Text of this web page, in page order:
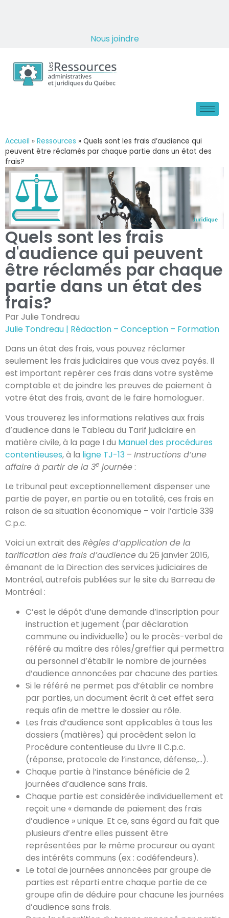
Nous joindre
Accueil » Ressources » Quels sont les frais d’audience qui
peuvent être réclamés par chaque partie dans un état des
frais?
Quels sont les frais
d'audience qui peuvent
être réclamés par chaque
partie dans un état des
frais?
Par Julie Tondreau
Julie Tondreau | Rédaction – Conception – Formation
Dans un état des frais, vous pouvez réclamer
seulement les frais judiciaires que vous avez payés. Il
est important repérer ces frais dans votre système
comptable et de joindre les preuves de paiement à
votre état des frais, avant de le faire homologuer.
Vous trouverez les informations relatives aux frais
d’audience dans le Tableau du Tarif judiciaire en
matière civile, à la page I du Manuel des procédures
contentieuses, à la ligne TJ-13 – Instructions d’une
affaire à partir de la 3e journée :
Le tribunal peut exceptionnellement dispenser une
partie de payer, en partie ou en totalité, ces frais en
raison de sa situation économique – voir l’article 339
C.p.c.
Voici un extrait des Règles d’application de la
tarification des frais d’audiencedu 26 janvier 2016,
émanant de la Direction des services judiciaires de
Montréal, autrefois publiées sur le site du Barreau de
Montréal :
C’est le dépôt d’une demande d’inscription pour
instruction et jugement (par déclaration
commune ou individuelle) ou le procès-verbal de
référé au maître des rôles/greffier qui permettra
au personnel d’établir le nombre de journées
d’audience annoncées par chacune des parties.
Si le référé ne permet pas d’établir ce nombre
par parties, un document écrit à cet effet sera
requis afin de mettre le dossier au rôle.
Les frais d’audience sont applicables à tous les
dossiers (matières) qui procèdent selon la
Procédure contentieuse du Livre II C.p.c.
(réponse, protocole de l’instance, défense,…).
Chaque partie à l’instance bénéficie de 2
journées d’audience sans frais.
Chaque partie est considérée individuellement et
reçoit une « demande de paiement des frais
d’audience » unique. Et ce, sans égard au fait que
plusieurs d’entre elles puissent être
représentées par le même procureur ou ayant
des intérêts communs (ex : codéfendeurs).
Le total de journées annoncées par groupe de
parties est réparti entre chaque partie de ce
groupe afin de déduire pour chacune les journées
d’audience sans frais.